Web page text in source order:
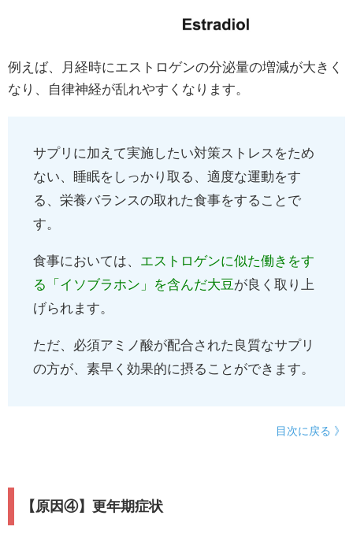
例えば、月経時にエストロゲンの分泌量の増減が大きく
なり、自律神経が乱れやすくなります。
サプリに加えて実施したい対策ストレスをため
ない、睡眠をしっかり取る、適度な運動をす
る、栄養バランスの取れた食事をすることで
す。
食事においては、 エストロゲンに似た働きをす
る「イソブラホン」を含んだ大豆が良く取り上
げられます。
ただ、必須アミノ酸が配合された良質なサプリ
の方が、素早く効果的に摂ることができます。
目次に戻る 》
【原因④】更年期症状